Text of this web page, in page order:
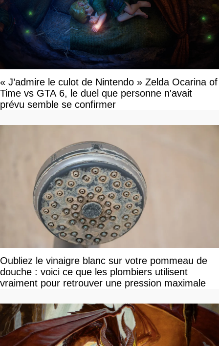
« J’admire le culot de Nintendo » Zelda Ocarina of
Time vs GTA 6, le duel que personne n'avait
prévu semble se confirmer
Oubliez le vinaigre blanc sur votre pommeau de
douche : voici ce que les plombiers utilisent
vraiment pour retrouver une pression maximale